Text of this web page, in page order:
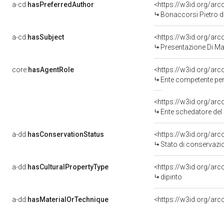
a-cd:hasPreferredAuthor
<https://w3id.org/
Bonaccorsi Pietro
a-cd:hasSubject
<https://w3id.org/
Presentazione Di
core:hasAgentRole
<https://w3id.org/
Ente competente per
<https://w3id.org/
Ente schedatore
a-dd:hasConservationStatus
<https://w3id.org/
Stato di
a-dd:hasCulturalPropertyType
<https://w3id.org/
dipinto
a-dd:hasMaterialOrTechnique
<https://w3id.org/